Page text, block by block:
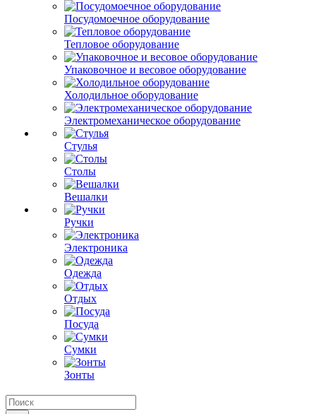
Посудомоечное оборудование
Тепловое оборудование
Упаковочное и весовое оборудование
Холодильное оборудование
Электромеханическое оборудование
Стулья
Столы
Вешалки
Ручки
Электроника
Одежда
Отдых
Посуда
Сумки
Зонты